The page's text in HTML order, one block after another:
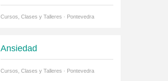
Cursos, Clases y Talleres · Pontevedra
Ansiedad
Cursos, Clases y Talleres · Pontevedra